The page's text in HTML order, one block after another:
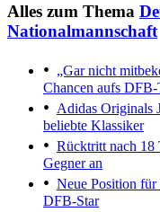
Alles zum Thema
Nationalmannschaft
„Gar nicht
Chancen aufs
Adidas Originals
beliebte Klassiker
Rücktritt nach 18
Gegner an
Neue Position
DFB-Star